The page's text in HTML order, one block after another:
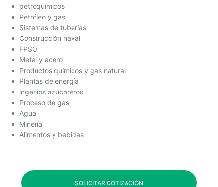
petroquímicos
Petróleo y gas
Sistemas de tuberías
Construcción naval
FPSO
Metal y acero
Productos químicos y gas natural
Plantas de energía
ingenios azucareros
Proceso de gas
Agua
Minería
Alimentos y bebidas
SOLICITAR COTIZACIÓN